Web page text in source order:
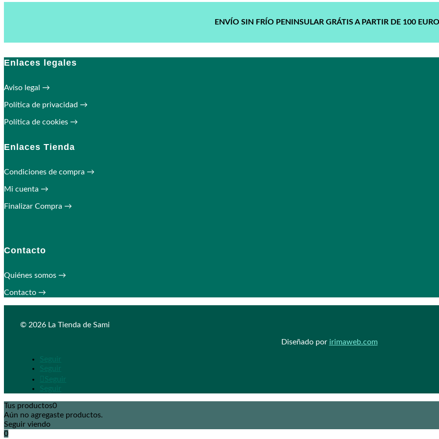
ENVÍO SIN FRÍO PENINSULAR GRÁTIS A PARTIR DE 100
Enlaces legales
Aviso legal →
Política de privacidad →
Política de cookies →
Enlaces Tienda
Condiciones de compra →
Mi cuenta →
Finalizar Compra →
Contacto
Quiénes somos →
Contacto →
© 2026 La Tienda de Sami
Diseñado por irimaweb.com
Seguir
Seguir
Seguir
Seguir
Tus productos0
Aún no agregaste productos.
Seguir viendo
0